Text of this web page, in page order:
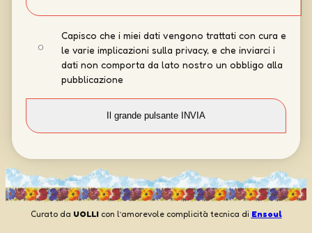
Capisco che i miei dati vengono trattati con cura e
le varie implicazioni sulla privacy, e che inviarci i
dati non comporta da lato nostro un obbligo alla
pubblicazione
Curato da UOLLIcon l’amorevole complicità tecnica di Ensoul